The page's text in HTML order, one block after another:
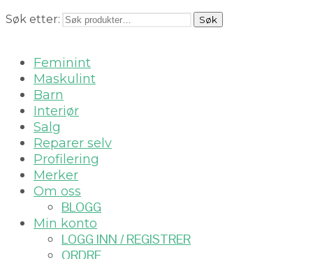
Søk etter: Søk
Feminint
Maskulint
Barn
Interiør
Salg
Reparer selv
Profilering
Merker
Om oss
BLOGG
Min konto
LOGG INN / REGISTRER
ORDRE